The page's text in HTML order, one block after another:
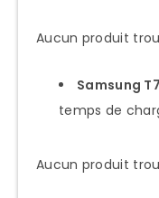
peut-il
Conclusion
Aucun produit
Samsung
temps de
Aucun produit